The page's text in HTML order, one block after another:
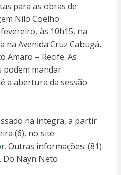
para as obras de
Nilo Coelho
às 10h15, na
na Avenida Cruz Cabugá,
Amaro – Recife. As
podem mandar
a abertura da sessão
na íntegra, a partir
(6), no site:
Outras informações: (81)
Do Nayn Neto